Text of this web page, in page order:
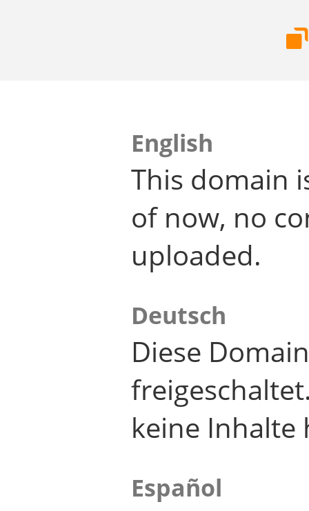
English
This domain
of now, no
uploaded.
Deutsch
Diese
keine Inhalte
Español